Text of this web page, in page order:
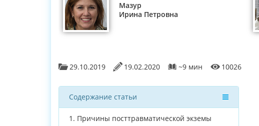
Мазур
Ирина Петровна
29.10.2019 19.02.2020 ~9 мин 10026
Содержание статьи
1. Причины посттравматической экземы